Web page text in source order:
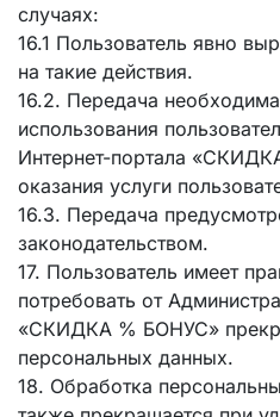
случаях:
16.1 Пользователь явно
на такие действия.
16.2. Передача
использования
Интернет-портала
оказания услуги
16.3. Передача
законодательством.
17. Пользователь имеет
потребовать от
«СКИДКА % БОНУС»
персональных данных.
18. Обработка